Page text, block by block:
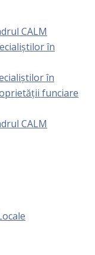
CALM
în
în
funciare
CALM